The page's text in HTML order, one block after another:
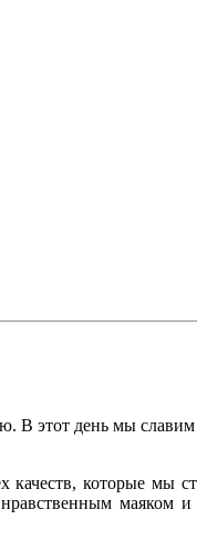
В этот день мы
которые мы
маяком